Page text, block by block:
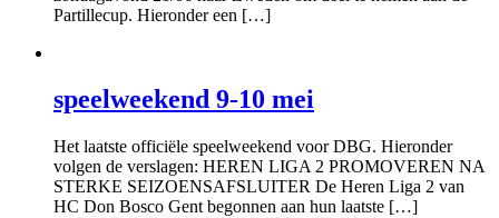
Partillecup. Hieronder een […]
speelweekend 9-10 mei
Het laatste officiële speelweekend voor DBG. Hieronder
volgen de verslagen: HEREN LIGA 2 PROMOVEREN NA
STERKE SEIZOENSAFSLUITER De Heren Liga 2 van
HC Don Bosco Gent begonnen aan hun laatste […]